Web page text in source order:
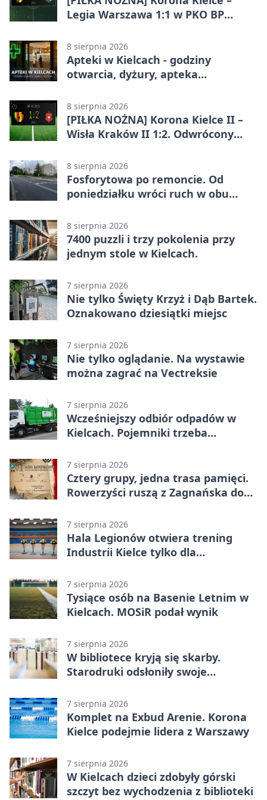
Legia Warszawa 1:1 w PKO BP
zatrzymali lidera
8 sierpnia 2026
Apteki w Kielcach - godziny
otwarcia, dyżury, apteka
8 sierpnia 2026
[PIŁKA NOŻNA] Korona Kielce II –
Wisła Kraków II 1:2. Odwrócony
(Grupa IV)
8 sierpnia 2026
Fosforytowa po remoncie. Od
poniedziałku wróci ruch w obu
8 sierpnia 2026
7400 puzzli i trzy pokolenia przy
jednym stole w Kielcach.
7 sierpnia 2026
Nie tylko Święty Krzyż i Dąb Bartek.
Oznakowano dziesiątki miejsc
7 sierpnia 2026
Nie tylko oglądanie. Na wystawie
można zagrać na Vectreksie
7 sierpnia 2026
Wcześniejszy odbiór odpadów w
Kielcach. Pojemniki trzeba
7 sierpnia 2026
Cztery grupy, jedna trasa pamięci.
Rowerzyści ruszą z Zagnańska do
7 sierpnia 2026
Hala Legionów otwiera trening
Industrii Kielce tylko dla
7 sierpnia 2026
Tysiące osób na Basenie Letnim w
Kielcach. MOSiR podał wynik
7 sierpnia 2026
W bibliotece kryją się skarby.
Starodruki odsłoniły swoje
7 sierpnia 2026
Komplet na Exbud Arenie. Korona
Kielce podejmie lidera z Warszawy
7 sierpnia 2026
W Kielcach dzieci zdobyły górski
szczyt bez wychodzenia z biblioteki